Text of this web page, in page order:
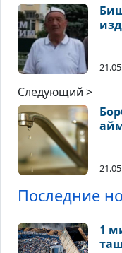
Следующий >
Последние
1